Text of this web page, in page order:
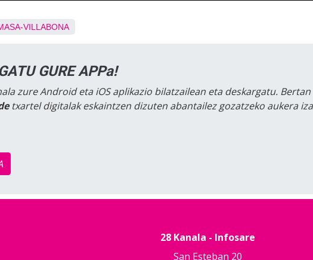
VILLABONA
GURE APPa!
zure Android eta iOS aplikazio bilatzailean eta deskargatu. Bertan
txartel digitalak eskaintzen dizuten abantailez gozatzeko aukera
28 Kanala - Infosare
San Esteban 20